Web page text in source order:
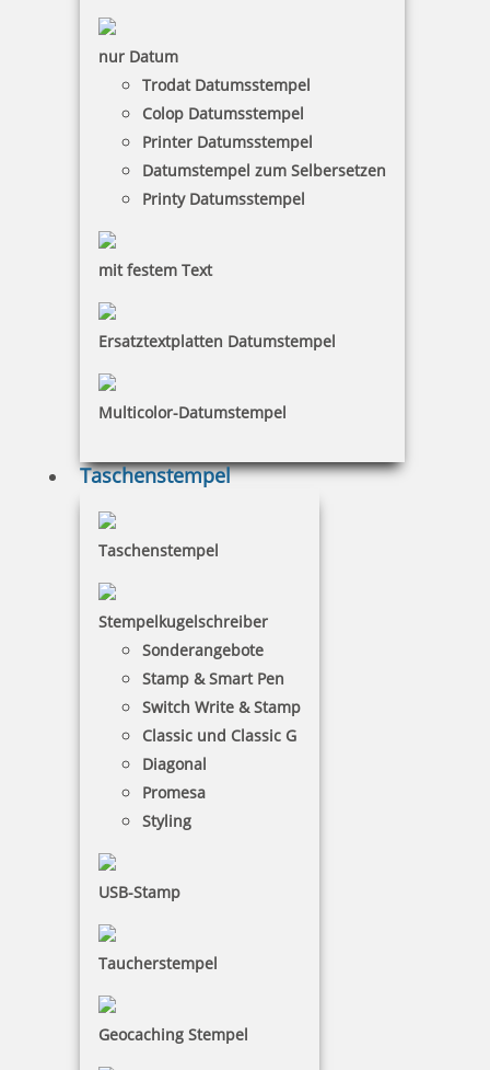
nur Datum
Trodat Datumsstempel
Colop Datumsstempel
Printer Datumsstempel
Datumstempel zum Selbersetzen
Printy Datumsstempel
mit festem Text
Ersatztextplatten Datumstempel
Multicolor-Datumstempel
Taschenstempel
Taschenstempel
Stempelkugelschreiber
Sonderangebote
Stamp & Smart Pen
Switch Write & Stamp
Classic und Classic G
Diagonal
Promesa
Styling
USB-Stamp
Taucherstempel
Geocaching Stempel
Holzstempel
Klassiker in rund oder eckig
Multicolor-Textstempel
mehrfarbige Adressstempel
Multicolor-Datumstempel
Mehrfarbstempel für mehr Übersicht
Motivstempel
für kreative Arbeiten
Taschenstempel